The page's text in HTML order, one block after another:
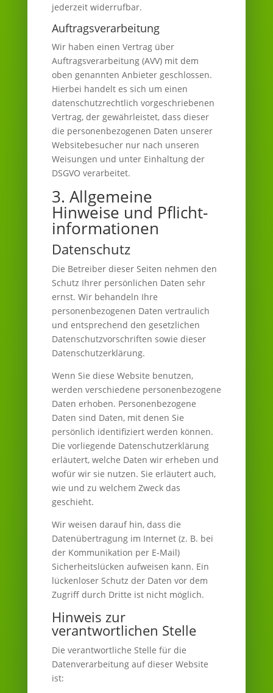
jederzeit widerrufbar.
Auftragsverarbeitung
Wir haben einen Vertrag über
Auftragsverarbeitung (AVV) mit dem
oben genannten Anbieter geschlossen.
Hierbei handelt es sich um einen
datenschutzrechtlich vorgeschriebenen
Vertrag, der gewährleistet, dass dieser
die personenbezogenen Daten unserer
Websitebesucher nur nach unseren
Weisungen und unter Einhaltung der
DSGVO verarbeitet.
3. Allgemeine
Hinweise und Pflicht­
informationen
Datenschutz
Die Betreiber dieser Seiten nehmen den
Schutz Ihrer persönlichen Daten sehr
ernst. Wir behandeln Ihre
personenbezogenen Daten vertraulich
und entsprechend den gesetzlichen
Datenschutzvorschriften sowie dieser
Datenschutzerklärung.
Wenn Sie diese Website benutzen,
werden verschiedene personenbezogene
Daten erhoben. Personenbezogene
Daten sind Daten, mit denen Sie
persönlich identifiziert werden können.
Die vorliegende Datenschutzerklärung
erläutert, welche Daten wir erheben und
wofür wir sie nutzen. Sie erläutert auch,
wie und zu welchem Zweck das
geschieht.
Wir weisen darauf hin, dass die
Datenübertragung im Internet (z. B. bei
der Kommunikation per E-Mail)
Sicherheitslücken aufweisen kann. Ein
lückenloser Schutz der Daten vor dem
Zugriff durch Dritte ist nicht möglich.
Hinweis zur
verantwortlichen Stelle
Die verantwortliche Stelle für die
Datenverarbeitung auf dieser Website
ist: